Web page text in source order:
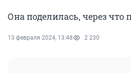
Она поделилась, через что
13 февраля 2024, 13:48 2 230